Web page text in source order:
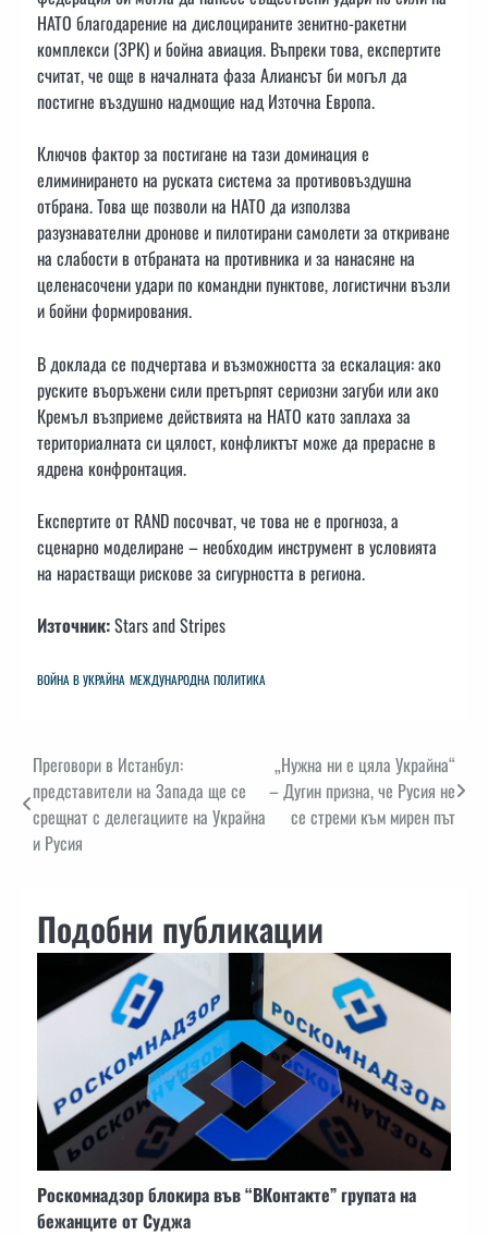
НАТО благодарение на дислоцираните зенитно-ракетни
комплекси (ЗРК) и бойна авиация. Въпреки това, експертите
считат, че още в началната фаза Алиансът би могъл да
постигне въздушно надмощие над Източна Европа.
Ключов фактор за постигане на тази доминация е
елиминирането на руската система за противовъздушна
отбрана. Това ще позволи на НАТО да използва
разузнавателни дронове и пилотирани самолети за откриване
на слабости в отбраната на противника и за нанасяне на
целенасочени удари по командни пунктове, логистични възли
и бойни формирования.
В доклада се подчертава и възможността за ескалация: ако
руските въоръжени сили претърпят сериозни загуби или ако
Кремъл възприеме действията на НАТО като заплаха за
териториалната си цялост, конфликтът може да прерасне в
ядрена конфронтация.
Експертите от RAND посочват, че това не е прогноза, а
сценарно моделиране – необходим инструмент в условията
на нарастващи рискове за сигурността в региона.
Източник:Stars and Stripes
ВОЙНА В УКРАЙНА МЕЖДУНАРОДНА ПОЛИТИКА
Навигация
Преговори в Истанбул:
представители на Запада ще се
срещнат с делегациите на Украйна
и Русия
„Нужна ни е цяла Украйна“
– Дугин призна, че Русия не
се стреми към мирен път
Подобни публикации
Роскомнадзор блокира във “ВКонтакте” групата на
бежанците от Суджа